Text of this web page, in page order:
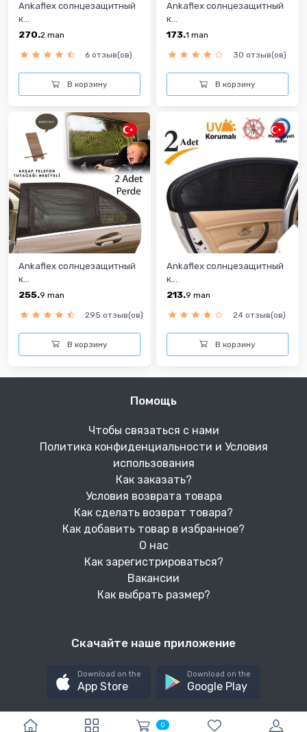
Ankaflex солнцезащитный
к...
270.2 man
6 отзыв(ов)
В корзину
Ankaflex солнцезащитный
к...
173.1 man
30 отзыв(ов)
В корзину
Ankaflex солнцезащитный
к...
255.9 man
295 отзыв(ов)
В корзину
Ankaflex солнцезащитный
к...
213.9 man
24 отзыв(ов)
В корзину
0
Помощь
Чтобы связаться с нами
Политика конфиденциальности и Условия
использования
Как заказать?
Условия возврата товара
Как сделать возврат товара?
Как добавить товар в избранное?
О нас
Как зарегистрироваться?
Вакансии
Как выбрать размер?
Скачайте наше приложение
Download on the
App Store
Download on the
Google Play